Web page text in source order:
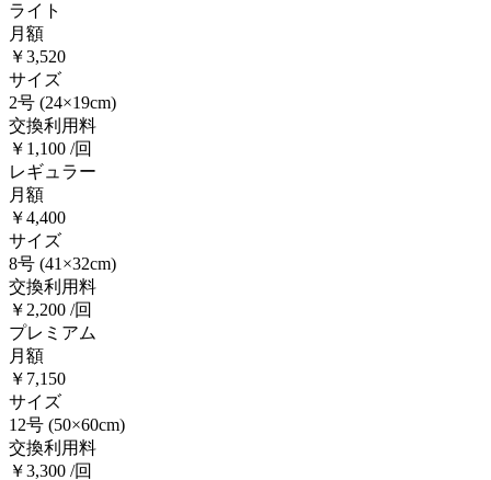
ライト
月額
￥3,520
サイズ
2号 (24×19cm)
交換利用料
￥1,100 /回
レギュラー
月額
￥4,400
サイズ
8号 (41×32cm)
交換利用料
￥2,200 /回
プレミアム
月額
￥7,150
サイズ
12号 (50×60cm)
交換利用料
￥3,300 /回